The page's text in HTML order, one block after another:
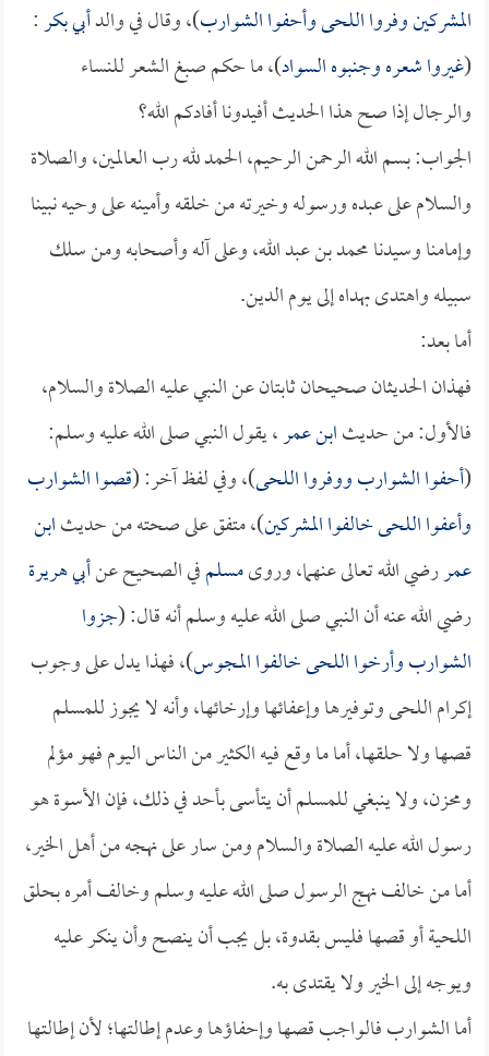
المشركين وفروا اللحى وأحفوا الشوارب)، وقال في والدأبي بكر:
(غيروا شعره وجنبوه السواد)، ما حكم صبغ الشعر للنساء
والرجال إذا صح هذا الحديث أفيدونا أفادكم الله؟
الجواب: بسم الله الرحمن الرحيم، الحمد لله رب العالمين، والصلاة
والسلام على عبده ورسوله وخيرته من خلقه وأمينه على وحيه نبينا
وإمامنا وسيدنا محمد بن عبد الله، وعلى آله وأصحابه ومن سلك
سبيله واهتدى بهداه إلى يوم الدين.
أما بعد:
فهذان الحديثان صحيحان ثابتان عن النبي عليه الصلاة والسلام،
فالأول: من حديثابن عمر، يقول النبي صلى الله عليه وسلم:
(أحفوا الشوارب ووفروا اللحى)، وفي لفظ آخر: (قصوا الشوارب
وأعفوا اللحى خالفوا المشركين)، متفق على صحته من حديثابن
عمررضي الله تعالى عنهما، وروىمسلمفي الصحيح عنأبي هريرة
رضي الله عنه أن النبي صلى الله عليه وسلم أنه قال: (جزوا
الشوارب وأرخوا اللحى خالفوا المجوس)، فهذا يدل على وجوب
إكرام اللحى وتوفيرها وإعفائها وإرخائها، وأنه لا يجوز للمسلم
قصها ولا حلقها، أما ما وقع فيه الكثير من الناس اليوم فهو مؤلم
ومحزن، ولا ينبغي للمسلم أن يتأسى بأحد في ذلك، فإن الأسوة هو
رسول الله عليه الصلاة والسلام ومن سار على نهجه من أهل الخير،
أما من خالف نهج الرسول صلى الله عليه وسلم وخالف أمره بحلق
اللحية أو قصها فليس بقدوة، بل يجب أن ينصح وأن ينكر عليه
ويوجه إلى الخير ولا يقتدى به.
أما الشوارب فالواجب قصها وإحفاؤها وعدم إطالتها؛ لأن إطالتها